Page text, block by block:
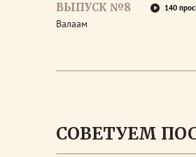
ВЫПУСК №8 140
Валаам
СОВЕТУЕМ